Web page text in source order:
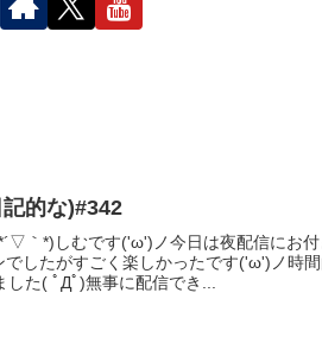
スポンサーリンク